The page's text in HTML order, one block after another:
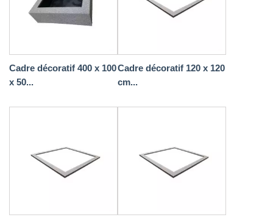
Cadre décoratif 400 x 100
x 50...
Cadre décoratif 120 x 120
cm...